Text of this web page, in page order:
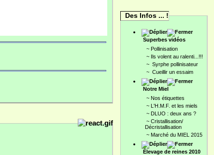
Des Infos ... !
Superbes vidéos
~ Pollinisation
~ Ils volent au ralenti...!!!
~ Syrphe pollinisateur
~ Cueillir un essaim
Notre Miel
~ Nos étiquettes
~ L'H.M.F. et les miels
~ DLUO : deux ans ?
~ Cristallisation/
Décristallisation
~ Marché du MIEL 2015
Élevage de reines 2010